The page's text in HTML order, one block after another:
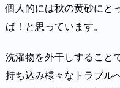
個人的には秋の黄砂にと
ば！と思っています。
洗濯物を外干しすること
持ち込み様々なトラブル